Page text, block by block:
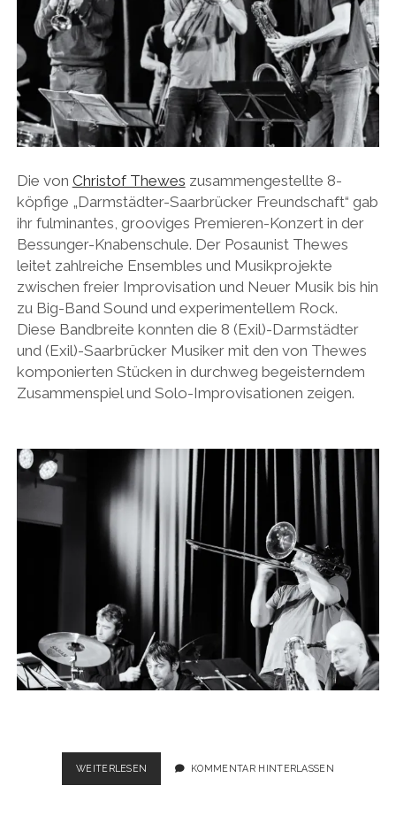
Die von Christof Thewes zusammengestellte 8-
köpfige „Darmstädter-Saarbrücker Freundschaft“ gab
ihr fulminantes, grooviges Premieren-Konzert in der
Bessunger-Knabenschule. Der Posaunist Thewes
leitet zahlreiche Ensembles und Musikprojekte
zwischen freier Improvisation und Neuer Musik bis hin
zu Big-Band Sound und experimentellem Rock.
Diese Bandbreite konnten die 8 (Exil)-Darmstädter
und (Exil)-Saarbrücker Musiker mit den von Thewes
komponierten Stücken in durchweg begeisterndem
Zusammenspiel und Solo-Improvisationen zeigen.
WEITERLESEN DARMSTÄDTER-
SAARBRÜCKER
KOMMENTAR HINTERLASSEN